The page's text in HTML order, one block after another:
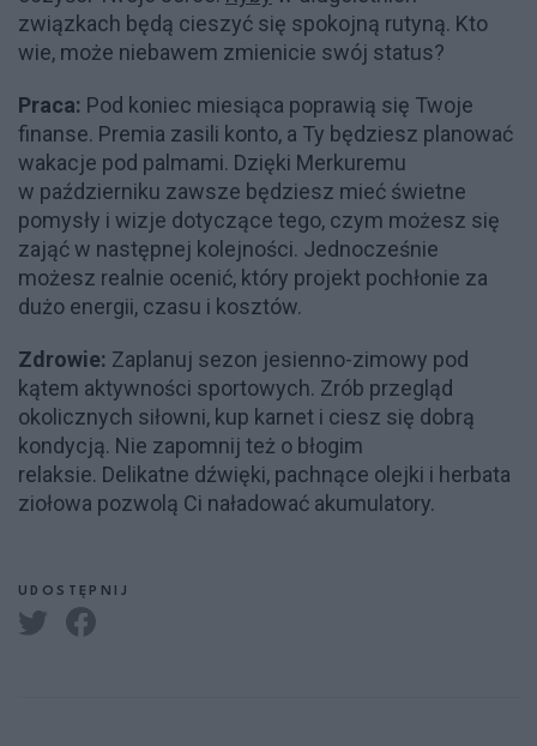
związkach będą cieszyć się spokojną rutyną. Kto
wie, może niebawem zmienicie swój status?
Praca: Pod koniec miesiąca poprawią się Twoje
finanse. Premia zasili konto, a Ty będziesz planować
wakacje pod palmami. Dzięki Merkuremu
w październiku zawsze będziesz mieć świetne
pomysły i wizje dotyczące tego, czym możesz się
zająć w następnej kolejności. Jednocześnie
możesz realnie ocenić, który projekt pochłonie za
dużo energii, czasu i kosztów.
Zdrowie: Zaplanuj sezon jesienno-zimowy pod
kątem aktywności sportowych. Zrób przegląd
okolicznych siłowni, kup karnet i ciesz się dobrą
kondycją. Nie zapomnij też o błogim
relaksie. Delikatne dźwięki, pachnące olejki i herbata
ziołowa pozwolą Ci naładować akumulatory.
UDOSTĘPNIJ